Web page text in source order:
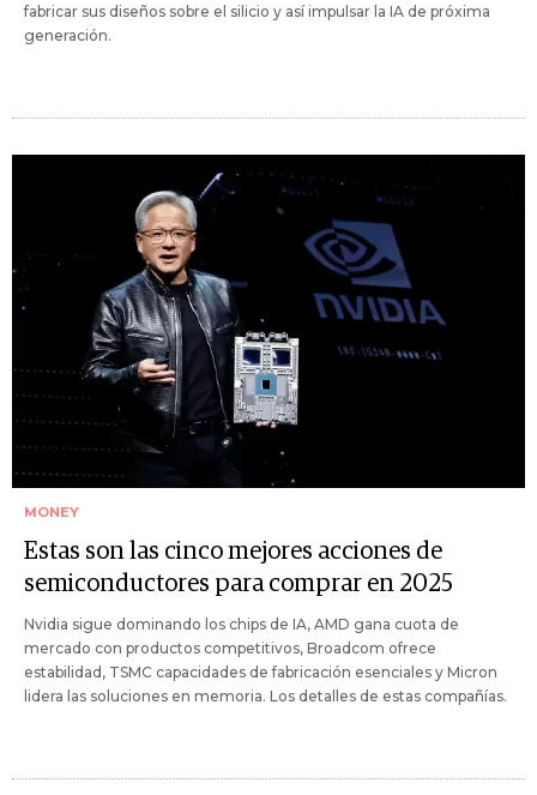
fabricar sus diseños sobre el silicio y así impulsar la IA de próxima
generación.
MONEY
Estas son las cinco mejores acciones de
semiconductores para comprar en 2025
Nvidia sigue dominando los chips de IA, AMD gana cuota de
mercado con productos competitivos, Broadcom ofrece
estabilidad, TSMC capacidades de fabricación esenciales y Micron
lidera las soluciones en memoria. Los detalles de estas compañías.